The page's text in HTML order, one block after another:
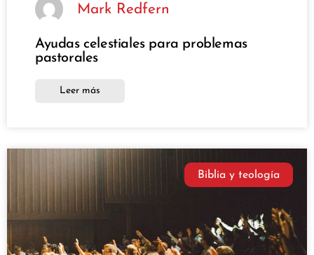
Mark Redfern
Ayudas celestiales para problemas
pastorales
Leer más
Biblia y teología